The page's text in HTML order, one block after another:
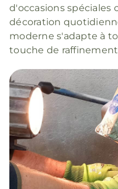
d'occasions
décoration
moderne s'adapte à
touche de